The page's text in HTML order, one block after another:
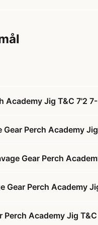
Academy Jig T&C 7'2
Perch Academy
Gear Perch
Gear Perch Academy
Perch Academy Jig